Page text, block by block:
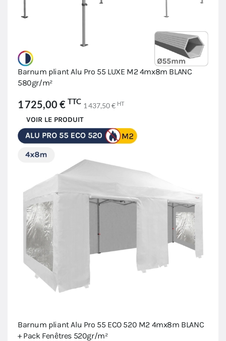
Barnum pliant Alu Pro 55 LUXE M2 4mx8m BLANC
580gr/m²
1 725,00 € TTC 1 437,50 € HT
VOIR LE PRODUIT
Barnum pliant Alu Pro 55 ECO 520 M2 4mx8m BLANC
+ Pack Fenêtres 520gr/m²